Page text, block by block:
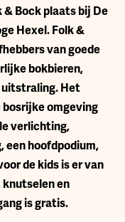
Bock plaats bij De
Hexel. Folk &
van goede
bokbieren,
uitstraling. Het
omgeving
verlichting,
hoofdpodium,
de kids is er van
knutselen en
is gratis.